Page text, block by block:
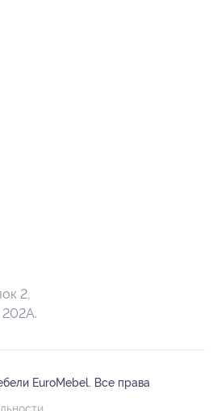
2,
202А.
EuroMebel. Все права